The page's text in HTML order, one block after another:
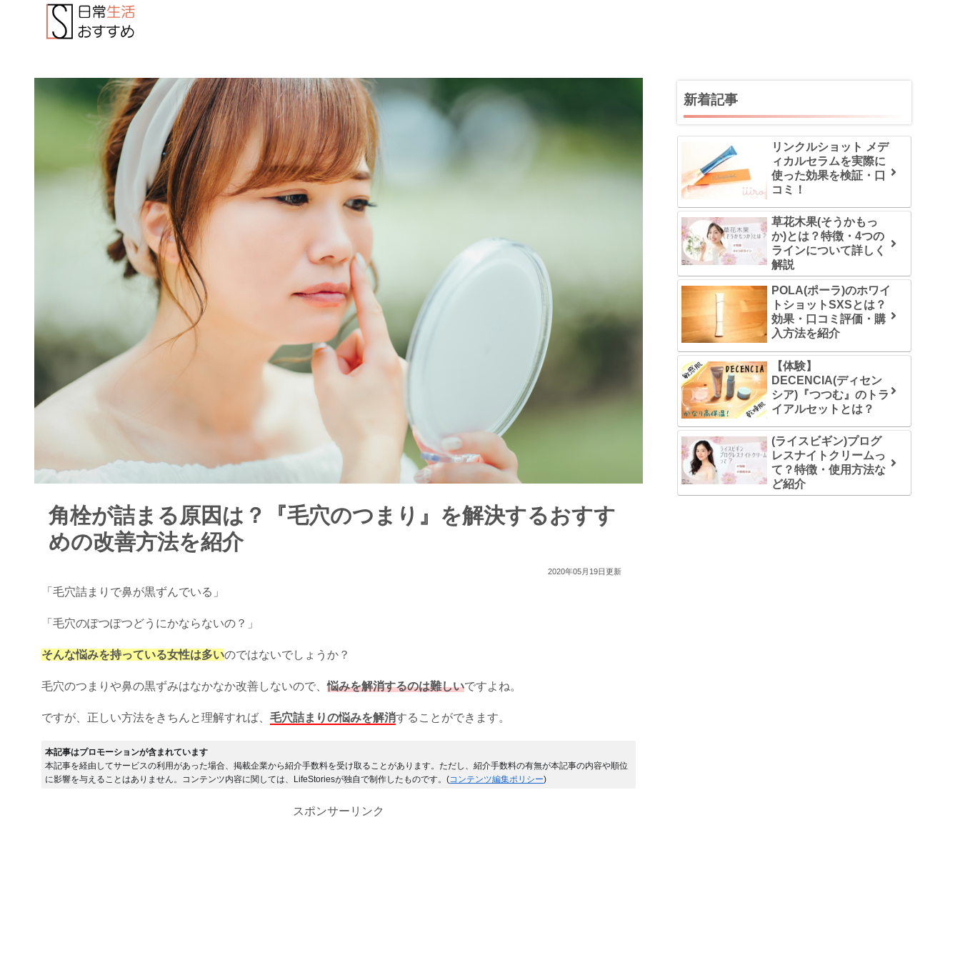
角栓が詰まる原因は？『毛穴のつまり』を解決するおすす
めの改善方法を紹介
2020年05月19日更新
「毛穴詰まりで鼻が黒ずんでいる」
「毛穴のぽつぽつどうにかならないの？」
そんな悩みを持っている女性は多いのではないでしょうか？
毛穴のつまりや鼻の黒ずみはなかなか改善しないので、悩みを解消するのは難しいですよね。
ですが、正しい方法をきちんと理解すれば、 毛穴詰まりの悩みを解消することができます。
本記事はプロモーションが含まれています
本記事を経由してサービスの利用があった場合、掲載企業から紹介手数料を受け取ることがあります。ただし、紹介手数料の有無が本記事の内容や順位
に影響を与えることはありません。コンテンツ内容に関しては、LifeStoriesが独自で制作したものです。(コンテンツ編集ポリシー)
スポンサーリンク
新着記事
リンクルショット メデ
ィカルセラムを実際に
使った効果を検証・口
コミ！
草花木果(そうかもっ
か)とは？特徴・4つの
ラインについて詳しく
解説
POLA(ポーラ)のホワイ
トショットSXSとは？
効果・口コミ評価・購
入方法を紹介
【体験】
DECENCIA(ディセン
シア)『つつむ』のトラ
イアルセットとは？
(ライスビギン)プログ
レスナイトクリームっ
て？特徴・使用方法な
ど紹介